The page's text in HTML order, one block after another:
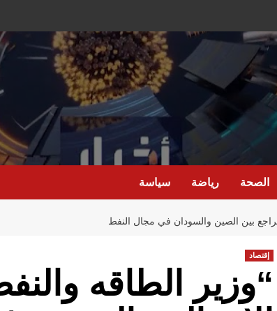
الصحة رياضة سياسة
تراجع بين الصين والسودان في مجال النفط
إقتصاد
“وزير الطاقه